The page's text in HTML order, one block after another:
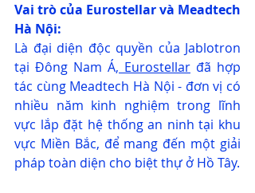
Vai trò của Eurostellar và Meadtech
Hà Nội:
Là đại diện độc quyền của Jablotron
tại Đông Nam Á, Eurostellar đã hợp
tác cùng Meadtech Hà Nội - đơn vị có
nhiều năm kinh nghiệm trong lĩnh
vực lắp đặt hệ thống an ninh tại khu
vực Miền Bắc, để mang đến một giải
pháp toàn diện cho biệt thự ở Hồ Tây.